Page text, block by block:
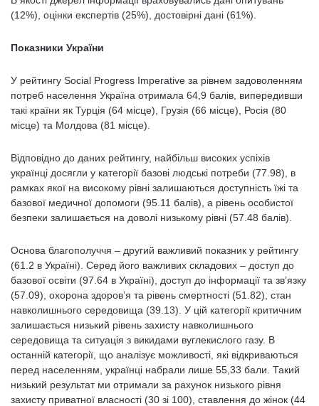
(12%), оцінки експертів (25%), достовірні дані (61%).
Показники України
У рейтингу Social Progress Imperative за рівнем задоволенням
потреб населення Україна отримала 64,9 балів, випередивши
такі країни як Турція (64 місце), Грузія (66 місце), Росія (80
місце) та Молдова (81 місце).
Відповідно до даних рейтингу, найбільш високих успіхів
українці досягли у категорії базові людські потреби (77.98), в
рамках якої на високому рівні залишаються доступність їжі та
базової медичної допомоги (95.11 балів), а рівень особистої
безпеки залишається на доволі низькому рівні (57.48 балів).
Основа благополуччя – другий важливий показник у рейтингу
(61.2 в Україні). Серед його важливих складових – доступ до
базової освіти (97.64 в Україні), доступ до інформації та зв’язку
(57.09), охорона здоров’я та рівень смертності (51.82), стан
навколишнього середовища (39.13). У цій категорії критичним
залишається низький рівень захисту навколишнього
середовища та ситуація з викидами вуглекислого газу. В
останній категорії, що аналізує можливості, які відкриваються
перед населенням, українці набрали лише 55,33 бали. Такий
низький результат ми отримали за рахунок низького рівня
захисту приватної власності (30 зі 100), ставлення до жінок (44